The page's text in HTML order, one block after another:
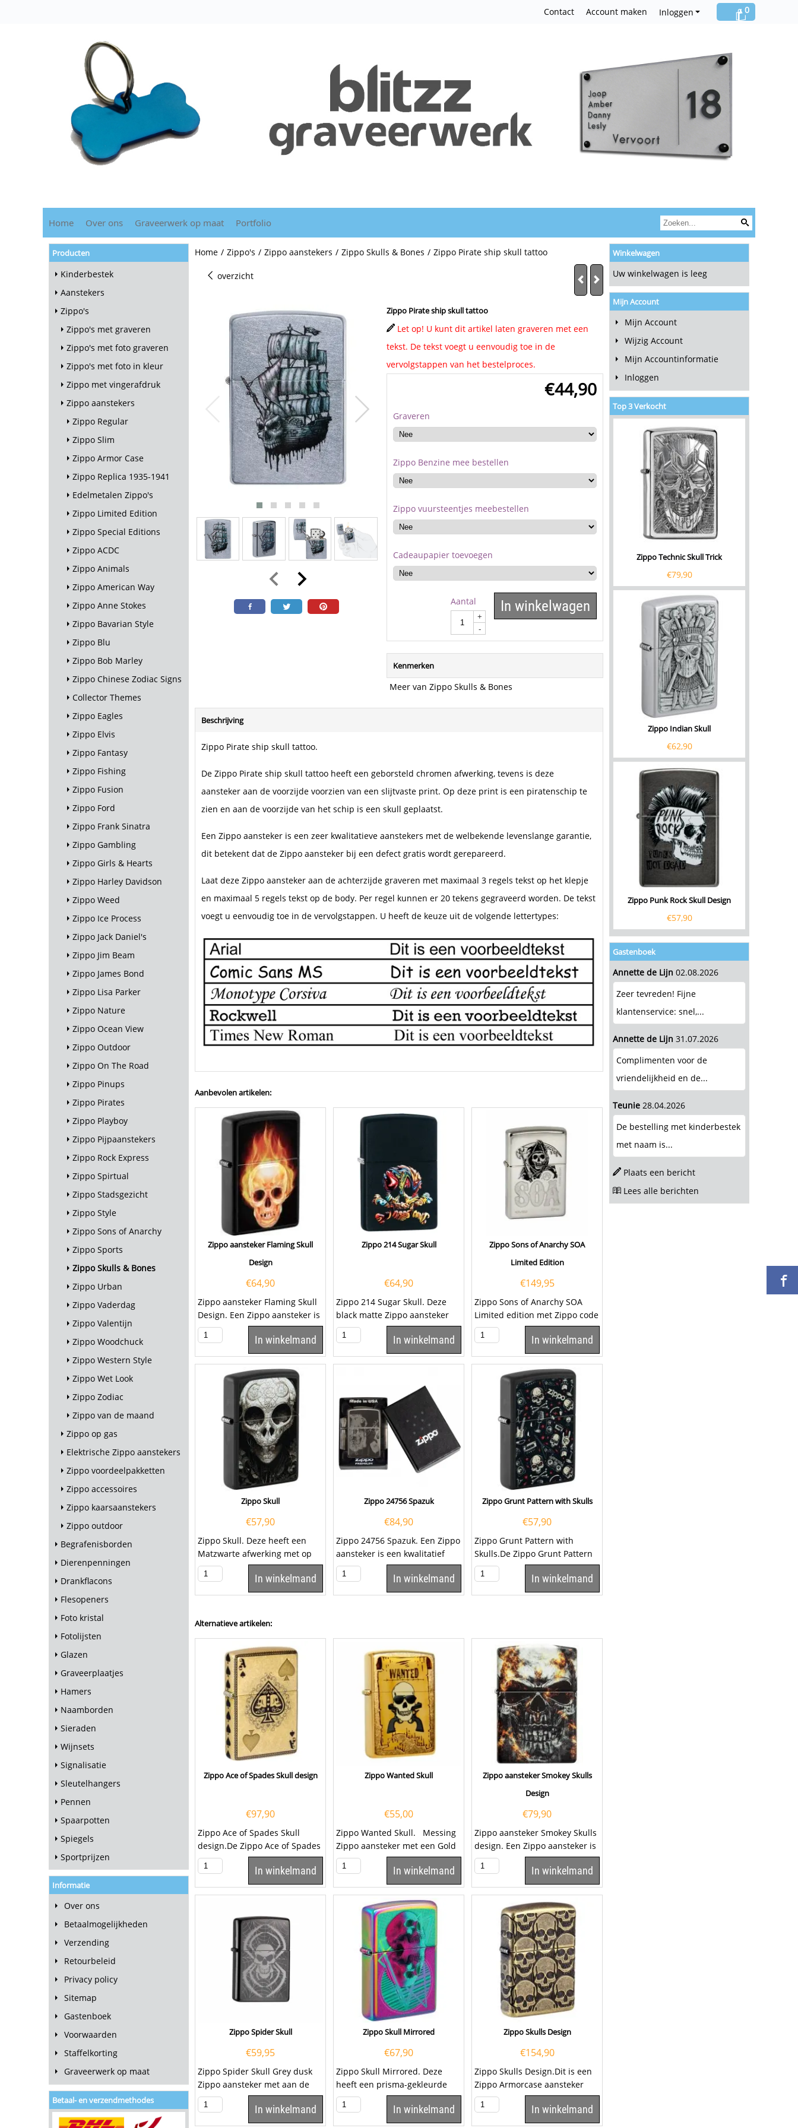
0
Inloggen
Contact Account maken
Home Over ons Graveerwerk op maat Portfolio
Producten
Kinderbestek
Aanstekers
Zippo's
Zippo's met graveren
Zippo's met foto graveren
Zippo's met foto in kleur
Zippo met vingerafdruk
Zippo aanstekers
Zippo Regular
Zippo Slim
Zippo Armor Case
Zippo Replica 1935-1941
Edelmetalen Zippo's
Zippo Limited Edition
Zippo Special Editions
Zippo ACDC
Zippo Animals
Zippo American Way
Zippo Anne Stokes
Zippo Bavarian Style
Zippo Blu
Zippo Bob Marley
Zippo Chinese Zodiac Signs
Collector Themes
Zippo Eagles
Zippo Elvis
Zippo Fantasy
Zippo Fishing
Zippo Fusion
Zippo Ford
Zippo Frank Sinatra
Zippo Gambling
Zippo Girls & Hearts
Zippo Harley Davidson
Zippo Weed
Zippo Ice Process
Zippo Jack Daniel's
Zippo Jim Beam
Zippo James Bond
Zippo Lisa Parker
Zippo Nature
Zippo Ocean View
Zippo Outdoor
Zippo On The Road
Zippo Pinups
Zippo Pirates
Zippo Playboy
Zippo Pijpaanstekers
Zippo Rock Express
Zippo Spirtual
Zippo Stadsgezicht
Zippo Style
Zippo Sons of Anarchy
Zippo Sports
Zippo Skulls & Bones
Zippo Urban
Zippo Vaderdag
Zippo Valentijn
Zippo Woodchuck
Zippo Western Style
Zippo Wet Look
Zippo Zodiac
Zippo van de maand
Zippo op gas
Elektrische Zippo aanstekers
Zippo voordeelpakketten
Zippo accessoires
Zippo kaarsaanstekers
Zippo outdoor
Begrafenisborden
Dierenpenningen
Drankflacons
Flesopeners
Foto kristal
Fotolijsten
Glazen
Graveerplaatjes
Hamers
Naamborden
Sieraden
Wijnsets
Signalisatie
Sleutelhangers
Pennen
Spaarpotten
Spiegels
Sportprijzen
Informatie
Over ons
Betaalmogelijkheden
Verzending
Retourbeleid
Privacy policy
Sitemap
Gastenboek
Voorwaarden
Staffelkorting
Graveerwerk op maat
Betaal- en verzendmethodes
Home / Zippo's / Zippo aanstekers / Zippo Skulls & Bones / Zippo Pirate ship skull tattoo
overzicht
Zippo Pirate ship skull tattoo
Let op! U kunt dit artikel laten graveren met een
tekst. De tekst voegt u eenvoudig toe in de
vervolgstappen van het bestelproces.
€44,90
Graveren
Zippo Benzine mee bestellen
Zippo vuursteentjes meebestellen
Cadeaupapier toevoegen
Aantal
+
-
In winkelwagen
Kenmerken
Meer van Zippo Skulls & Bones
Beschrijving
Zippo Pirate ship skull tattoo.
De Zippo Pirate ship skull tattoo heeft een geborsteld chromen afwerking, tevens is deze
aansteker aan de voorzijde voorzien van een slijtvaste print. Op deze print is een piratenschip te
zien en aan de voorzijde van het schip is een skull geplaatst.
Een Zippo aansteker is een zeer kwalitatieve aanstekers met de welbekende levenslange garantie,
dit betekent dat de Zippo aansteker bij een defect gratis wordt gerepareerd.
Laat deze Zippo aansteker aan de achterzijde graveren met maximaal 3 regels tekst op het klepje
en maximaal 5 regels tekst op de body. Per regel kunnen er 20 tekens gegraveerd worden. De tekst
voegt u eenvoudig toe in de vervolgstappen. U heeft de keuze uit de volgende lettertypes:
Aanbevolen artikelen:
Zippo aansteker Flaming Skull
Design
€64,90
Zippo aansteker Flaming Skull
Design. Een Zippo aansteker is
een kwalitatief...
In winkelmand
Zippo 214 Sugar Skull
€64,90
Zippo 214 Sugar Skull. Deze
black matte Zippo aansteker
werkt op benzine. Over de
voorzijde van...In winkelmand
Zippo Sons of Anarchy SOA
Limited Edition
€149,95
Zippo Sons of Anarchy SOA
Limited edition met Zippo code
2.003.913. Deze Sons of
Anarchy...
In winkelmand
Zippo Skull
€57,90
Zippo Skull. Deze heeft een
Matzwarte afwerking met op
de voorzijde een afbeelding
van een...
In winkelmand
Zippo 24756 Spazuk
€84,90
Zippo 24756 Spazuk. Een Zippo
aansteker is een kwalitatief
goede aansteker met de...
In winkelmand
Zippo Grunt Pattern with Skulls
€57,90
Zippo Grunt Pattern with
Skulls.De Zippo Grunt Pattern
with Skulls is matt zwart
afgewerkt met aan...In winkelmand
Alternatieve artikelen:
Zippo Ace of Spades Skull design
€97,90
Zippo Ace of Spades Skull
design.De Zippo Ace of Spades
Skull design is Tumbled brass
afgewerkt met...In winkelmand
Zippo Wanted Skull
€55,00
Zippo Wanted Skull. Messing
Zippo aansteker met een Gold
Dust afwerking en aan de...
In winkelmand
Zippo aansteker Smokey Skulls
Design
€79,90
Zippo aansteker Smokey Skulls
design. Een Zippo aansteker is
een kwalitatief...
In winkelmand
Zippo Spider Skull
€59,95
Zippo Spider Skull Grey dusk
Zippo aansteker met aan de
voorzijde een lasergravure van
een...
In winkelmand
Zippo Skull Mirrored
€67,90
Zippo Skull Mirrored. Deze
heeft een prisma-gekleurde
afwerking met op de voorzijde
een...
In winkelmand
Zippo Skulls Design
€154,90
Zippo Skulls Design.Dit is een
Zippo Armorcase aansteker
met een Antique Brass
afwerking. Rondom...In winkelmand
Winkelwagen
Uw winkelwagen is leeg
Mijn Account
Mijn Account
Wijzig Account
Mijn Accountinformatie
Inloggen
Top 3 Verkocht
Zippo Technic Skull Trick
€79,90
Zippo Indian Skull
€62,90
Zippo Punk Rock Skull Design
€57,90
Gastenboek
Annette de Lijn 02.08.2026
Zeer tevreden! Fijne
klantenservice: snel,...
Annette de Lijn 31.07.2026
Complimenten voor de
vriendelijkheid en de...
Teunie 28.04.2026
De bestelling met kinderbestek
met naam is...
Plaats een bericht
Lees alle berichten